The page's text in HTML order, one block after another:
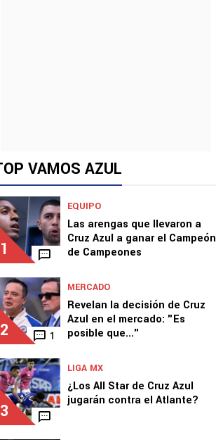
VAMOS AZUL
1
EQUIPO
Las arengas que llevaron a
Cruz Azul a ganar el Campeón
de Campeones
2 1
MERCADO
Revelan la decisión de Cruz
Azul en el mercado: "Es
posible que..."
3
LIGA MX
¿Los All Star de Cruz Azul
jugarán contra el Atlante?